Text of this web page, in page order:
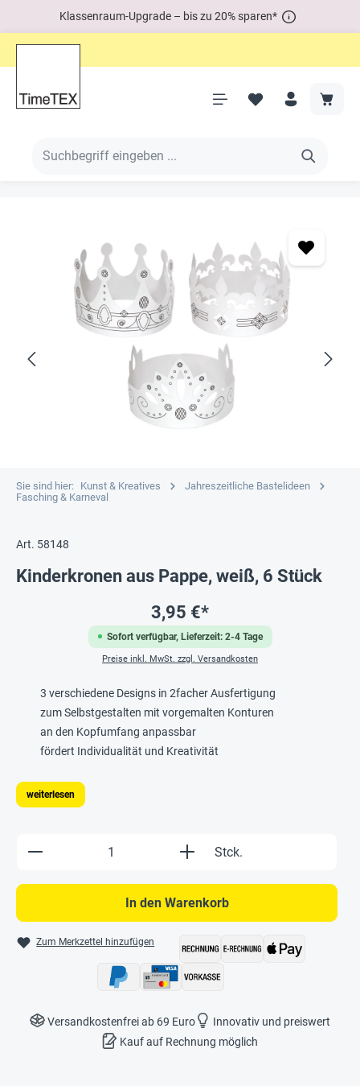
Klassenraum-Upgrade – bis zu 20% sparen*
Sie sind hier: Kunst & Kreatives
Jahreszeitliche Bastelideen
Fasching & Karneval
Art. 58148
Kinderkronen aus Pappe, weiß, 6 Stück
Sofort verfügbar, Lieferzeit: 2-4 Tage
3,95 €*
Preise inkl. MwSt. zzgl. Versandkosten
3 verschiedene Designs in 2facher Ausfertigung
zum Selbstgestalten mit vorgemalten Konturen
an den Kopfumfang anpassbar
fördert Individualität und Kreativität
weiterlesen
Produkt Anzahl: Gib den gewünschten
Stck.
In den Warenkorb
Zum Merkzettel hinzufügen
Versandkostenfrei ab 69 Euro
Innovativ und preiswert
Kauf auf Rechnung möglich